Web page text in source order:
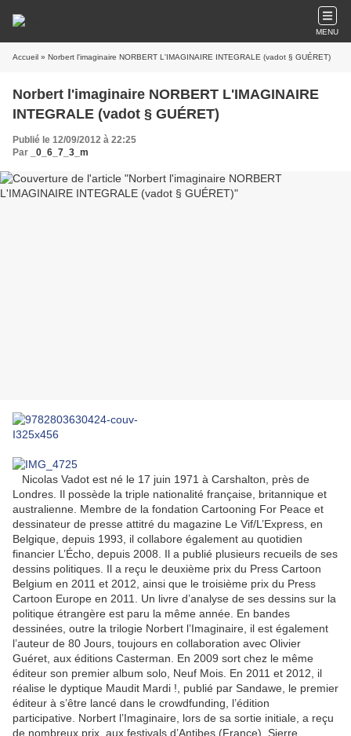
MENU
Accueil » Norbert l'imaginaire NORBERT L'IMAGINAIRE INTEGRALE (vadot § GUÉRET)
Norbert l'imaginaire NORBERT L'IMAGINAIRE
INTEGRALE (vadot § GUÉRET)
Publié le 12/09/2012 à 22:25
Par
_0_6_7_3_m
Nicolas Vadot est né le 17 juin 1971 à Carshalton, près de
Londres. Il possède la triple nationalité française, britannique et
australienne. Membre de la fondation Cartooning For Peace et
dessinateur de presse attitré du magazine Le Vif/L’Express, en
Belgique, depuis 1993, il collabore également au quotidien
financier L’Écho, depuis 2008. Il a publié plusieurs recueils de ses
dessins politiques. Il a reçu le deuxième prix du Press Cartoon
Belgium en 2011 et 2012, ainsi que le troisième prix du Press
Cartoon Europe en 2011. Un livre d’analyse de ses dessins sur la
politique étrangère est paru la même année. En bandes
dessinées, outre la trilogie Norbert l’Imaginaire, il est également
l’auteur de 80 Jours, toujours en collaboration avec Olivier
Guéret, aux éditions Casterman. En 2009 sort chez le même
éditeur son premier album solo, Neuf Mois. En 2011 et 2012, il
réalise le dyptique Maudit Mardi !, publié par Sandawe, le premier
éditeur à s’être lancé dans le crowdfunding, l’édition
participative. Norbert l’Imaginaire, lors de sa sortie initiale, a reçu
de nombreux prix, aux festivals d’Antibes (France), Sierre